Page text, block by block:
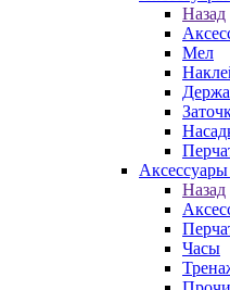
Назад
Мел
Назад
Часы